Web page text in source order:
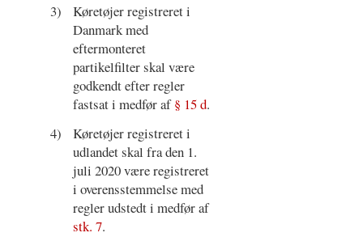
3)
Køretøjer registreret i
Danmark med
eftermonteret
partikelfilter skal være
godkendt efter regler
fastsat i medfør af§ 15 d.
4)
Køretøjer registreret i
udlandet skal fra den 1.
juli 2020 være registreret
i overensstemmelse med
regler udstedt i medfør af
stk. 7.